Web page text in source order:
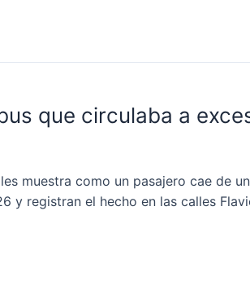
que circulaba a
muestra como un pasajero cae de
y registran el hecho en las calles